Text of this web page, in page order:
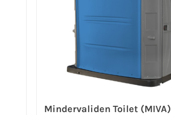
Mindervaliden Toilet (MIVA)